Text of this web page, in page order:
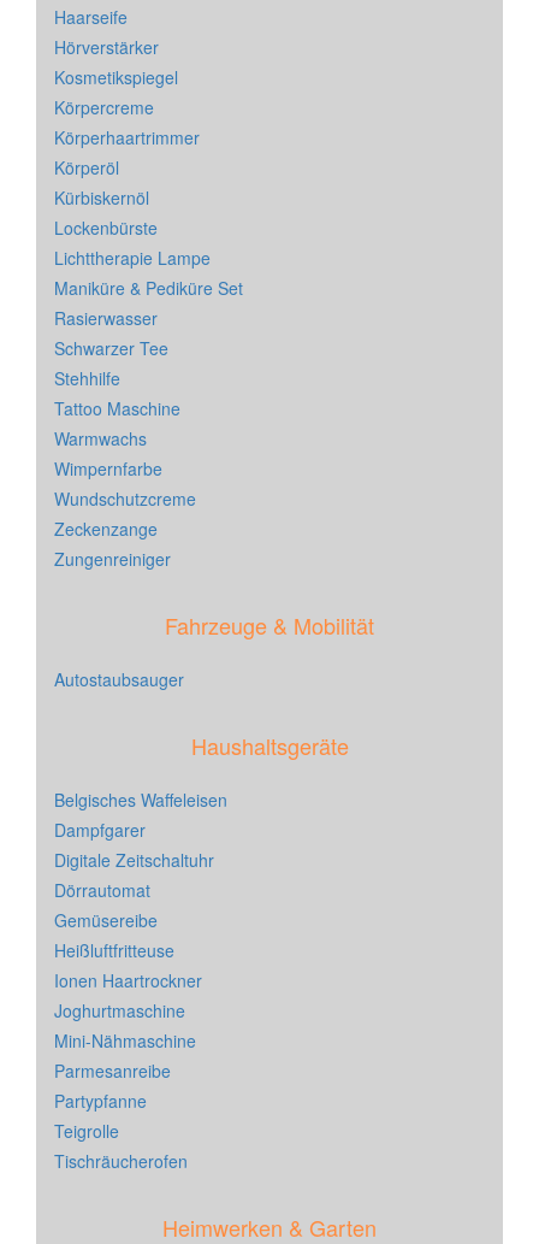
Haarseife
Hörverstärker
Kosmetikspiegel
Körpercreme
Körperhaartrimmer
Körperöl
Kürbiskernöl
Lockenbürste
Lichttherapie Lampe
Maniküre & Pediküre Set
Rasierwasser
Schwarzer Tee
Stehhilfe
Tattoo Maschine
Warmwachs
Wimpernfarbe
Wundschutzcreme
Zeckenzange
Zungenreiniger
Fahrzeuge & Mobilität
Autostaubsauger
Haushaltsgeräte
Belgisches Waffeleisen
Dampfgarer
Digitale Zeitschaltuhr
Dörrautomat
Gemüsereibe
Heißluftfritteuse
Ionen Haartrockner
Joghurtmaschine
Mini-Nähmaschine
Parmesanreibe
Partypfanne
Teigrolle
Tischräucherofen
Heimwerken & Garten